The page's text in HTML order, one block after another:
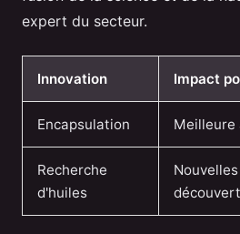
expert du secteur.
Innovation Impact
Encapsulation Meilleure
Recherche
d'huiles